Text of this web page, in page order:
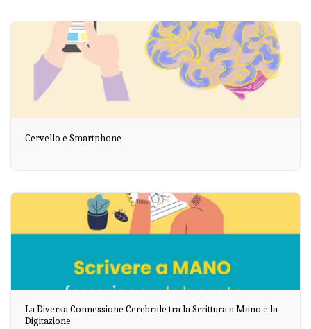
Cervello e Smartphone
La Diversa Connessione Cerebrale tra la Scrittura a Mano e la
Digitazione